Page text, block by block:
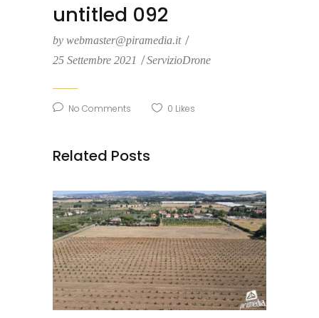
untitled 092
by webmaster@piramedia.it
25 Settembre 2021
ServizioDrone
No Comments 0 Likes
Related Posts